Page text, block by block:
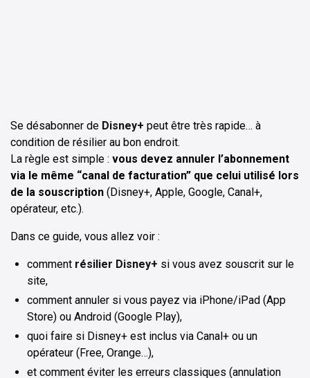
Se désabonner de Disney+ peut être très rapide… à
condition de résilier au bon endroit.
La règle est simple : vous devez annuler l’abonnement
via le même “canal de facturation” que celui utilisé lors
de la souscription (Disney+, Apple, Google, Canal+,
opérateur, etc.).
Dans ce guide, vous allez voir :
comment résilier Disney+ si vous avez souscrit sur le
site,
comment annuler si vous payez via iPhone/iPad (App
Store) ou Android (Google Play),
quoi faire si Disney+ est inclus via Canal+ ou un
opérateur (Free, Orange…),
et comment éviter les erreurs classiques (annulation